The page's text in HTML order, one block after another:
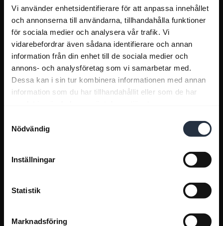
Vi använder enhetsidentifierare för att anpassa innehållet
och annonserna till användarna, tillhandahålla funktioner
för sociala medier och analysera vår trafik. Vi
vidarebefordrar även sådana identifierare och annan
information från din enhet till de sociala medier och
annons- och analysföretag som vi samarbetar med.
Dessa kan i sin tur kombinera informationen med annan
information som du har tillhandahållit eller som de har
Nödvändig
Inställningar
Statistik
Marknadsföring